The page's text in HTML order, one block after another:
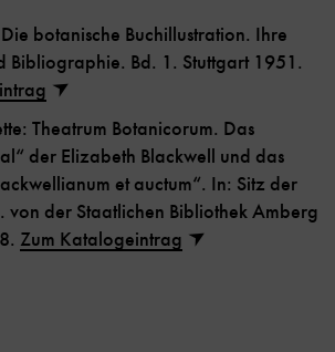
botanische Buchillustration. Ihre
Bibliographie. Bd. 1. Stuttgart 1951.
Theatrum Botanicorum. Das
der Elizabeth Blackwell und das
et auctum“. In: Sitz der
von der Staatlichen Bibliothek Amberg
Zum Katalogeintrag